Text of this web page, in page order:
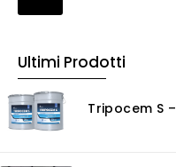
Ultimi Prodotti
Tripocem S